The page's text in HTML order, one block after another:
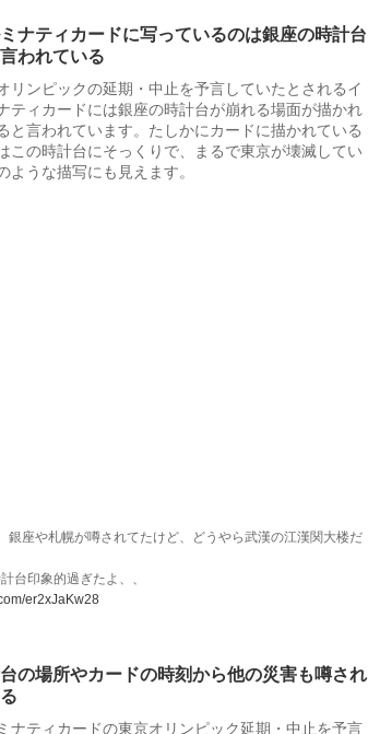
ナティカードに写っているのは銀座の時計台
われている
リンピックの延期・中止を予言していたとされるイ
ティカードには銀座の時計台が崩れる場面が描かれ
と言われています。たしかにカードに描かれている
この時計台にそっくりで、まるで東京が壊滅してい
ような描写にも見えます。
座や札幌が噂されてたけど、どうやら武漢の江漢関大楼だ
台印象的過ぎたよ、、
er2xJaKw28
の場所やカードの時刻から他の災害も噂され
ナティカードの東京オリンピック延期・中止を予言